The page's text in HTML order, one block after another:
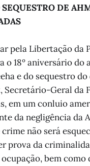
DE
pela Libertação da
o 18º aniversário do
e do sequestro
Secretário-Geral da
em um conluio
da negligência da
não será
prova da
bem como